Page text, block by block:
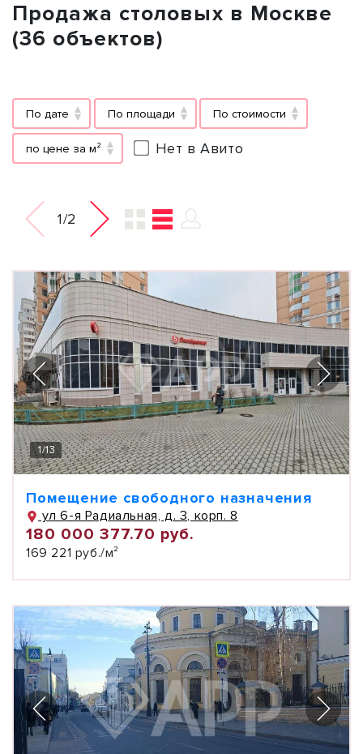
Продажа столовых в Москве
(36 объектов)
По дате По площади По стоимости
по цене за м² Нет в Авито
1/2
1/13
Помещение свободного назначения
ул 6-я Радиальная, д. 3, корп. 8
180 000 377.70 руб.
169 221 руб./м²